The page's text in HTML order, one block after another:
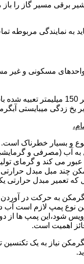
مسیر گاز را باز
به نمایندگی مربوطه
یخ زدگی میبایستی
و بسیار خطرناک است.
آب (مصرفی و
می کند و گرمای
مبل مبدل حرارتی
تعمیر مبدل حرارتی
به حرکت در
کند.مبرای عملکرداین
شود،این پمپ ها
اهمیت است.
نیاز به یک